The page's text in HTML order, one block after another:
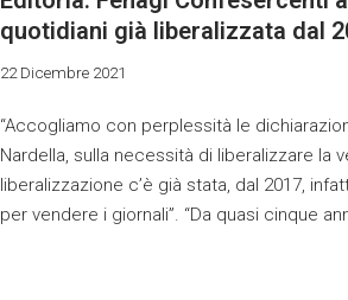
quotidiani già liberalizzata dal
22 Dicembre 2021
“Accogliamo con perplessità le
Nardella, sulla necessità di liberalizzare la
liberalizzazione c’è già stata, dal 2017,
per vendere i giornali”. “Da quasi cinque